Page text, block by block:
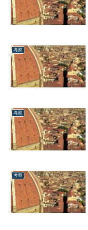
考察
考察
考察